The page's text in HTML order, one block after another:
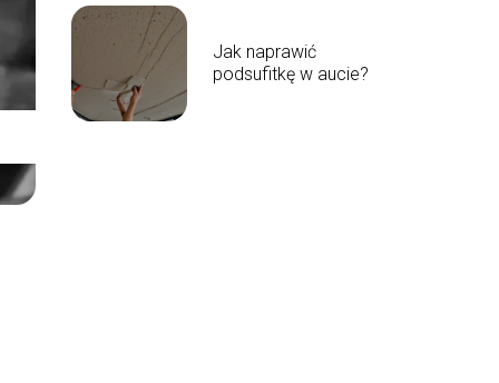
Jak naprawić
podsufitkę w aucie?